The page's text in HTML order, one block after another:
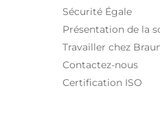
Sécurité Égale
Présentation de la
Travailler chez
Contactez-nous
Certification ISO